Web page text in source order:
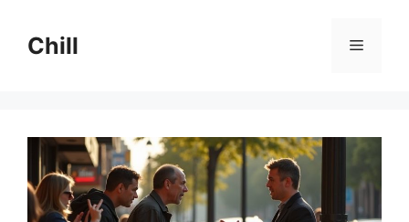
sadržajChill